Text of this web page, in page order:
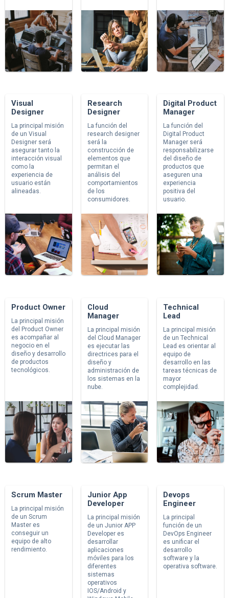
Visual
Designer
La principal misión
de un Visual
Designer será
asegurar tanto la
interacción visual
como la
experiencia de
usuario están
alineadas.
Research
Designer
La función del
research designer
será la
construcción de
elementos que
permitan el
análisis del
comportamientos
de los
consumidores.
Digital Product
Manager
La función del
Digital Product
Manager será
responsabilizarse
del diseño de
productos que
aseguren una
experiencia
positiva del
usuario.
Product Owner
La principal misión
del Product Owner
es acompañar al
negocio en el
diseño y desarrollo
de productos
tecnológicos.
Cloud
Manager
La principal misión
del Cloud Manager
es ejecutar las
directrices para el
diseño y
administración de
los sistemas en la
nube.
Technical
Lead
La principal misión
de un Technical
Lead es orientar al
equipo de
desarrollo en las
tareas técnicas de
mayor
complejidad.
Scrum Master
La principal misión
de un Scrum
Master es
conseguir un
equipo de alto
rendimiento.
Junior App
Developer
La principal misión
de un Junior APP
Developer es
desarrollar
aplicaciones
móviles para los
diferentes
sistemas
operativos
IOS/Android y
Devops
Engineer
La principal
función de un
DevOps Engineer
es unificar el
desarrollo
software y la
operativa software.